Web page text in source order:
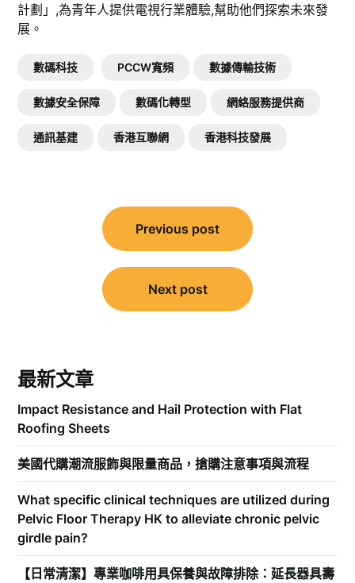
計劃」,為青年人提供電視行業體驗,幫助他們探索未來發
展。
數碼科技 PCCW寬頻 數據傳輸技術
數據安全保障 數碼化轉型 網絡服務提供商
通訊基建 香港互聯網 香港科技發展
Previous post
Next post
最新文章
Impact Resistance and Hail Protection with Flat
Roofing Sheets
美國代購潮流服飾與限量商品，搶購注意事項與流程
What specific clinical techniques are utilized during
Pelvic Floor Therapy HK to alleviate chronic pelvic
girdle pain?
【日常清潔】專業咖啡用具保養與故障排除：延長器具壽